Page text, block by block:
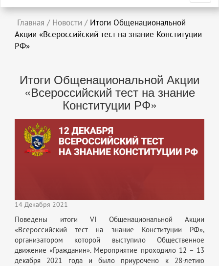
Главная / Новости / Итоги Общенациональной
Акции «Всероссийский тест на знание Конституции
РФ»
Итоги Общенациональной Акции
«Всероссийский тест на знание
Конституции РФ»
14 Декабря 2021
Поведены итоги VI Общенациональной Акции
«Всероссийский тест на знание Конституции РФ»,
организатором которой выступило Общественное
движение «Гражданин». Мероприятие проходило 12 – 13
декабря 2021 года и было приурочено к 28-летию